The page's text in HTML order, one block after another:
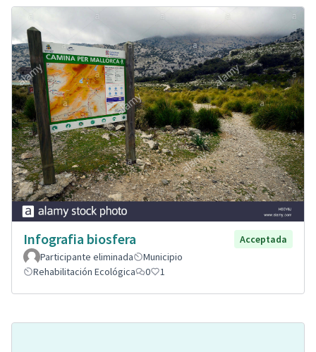
Infografia biosfera
Acceptada
Participante eliminada
Municipio
Rehabilitación Ecológica
0 1